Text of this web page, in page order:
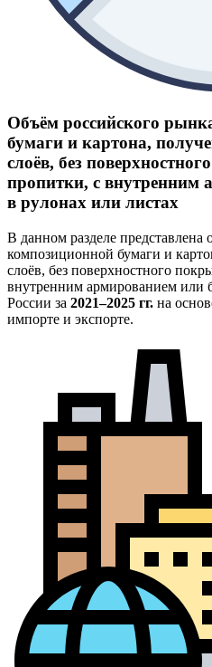
Объём российского
бумаги и картона,
слоёв, без
пропитки, с внутренним
в рулонах или листах
В данном разделе представлена
композиционной бумаги и
слоёв, без поверхностного
внутренним армированием или
России за 2021–2025 гг. на
импорте и экспорте.